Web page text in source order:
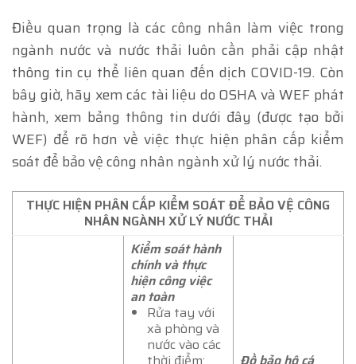
Điều quan trọng là các công nhân làm việc trong
ngành nước và nước thải luôn cần phải cập nhật
thông tin cụ thể liên quan đến dịch COVID-19. Còn
bây giờ, hãy xem các tài liệu do OSHA và WEF phát
hành, xem bảng thông tin dưới đây (được tạo bởi
WEF) để rõ hơn về việc thực hiện phân cấp kiểm
soát để bảo vệ công nhân ngành xử lý nước thải.
THỰC HIỆN PHÂN CẤP KIỂM SOÁT ĐỂ BẢO VỆ CÔNG
NHÂN NGÀNH XỬ LÝ NƯỚC THẢI
Kiểm soát hành
chính và thực
hiện công việc
an toàn
Rửa tay với
xà phòng và
nước vào các